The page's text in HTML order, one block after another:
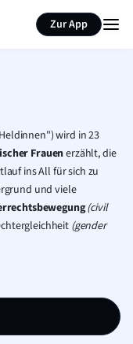
Zur App
wird in 23
Frauenerzählt, die
ins All für sich zu
und viele
(civil
(gender
zusammenfassen